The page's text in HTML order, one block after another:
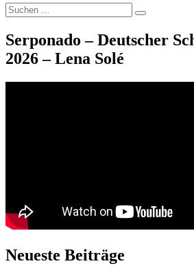
Suche
nach:
Suchen
Serponado – Deutscher
2026 – Lena Solé
Neueste Beiträge